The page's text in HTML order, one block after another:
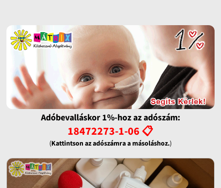
Adóbevalláskor 1%-hoz az adószám:
18472273-1-06 📋
(Kattintson az adószámra a másoláshoz.)